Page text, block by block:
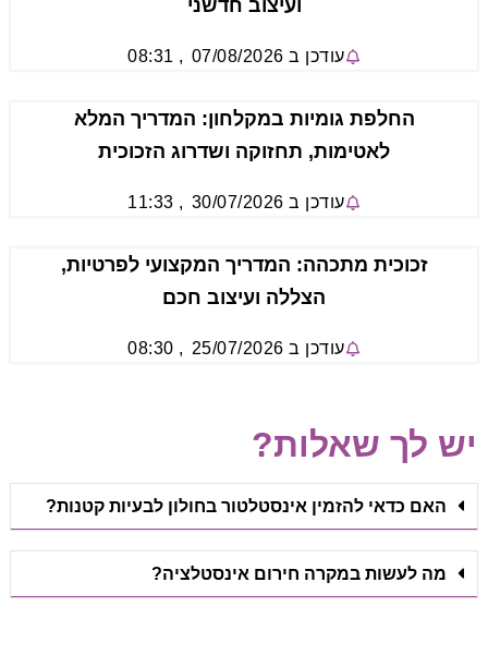
ועיצוב חדשני
עודכן ב 07/08/2026
,
08:31
החלפת גומיות במקלחון: המדריך המלא
לאטימות, תחזוקה ושדרוג הזכוכית
עודכן ב 30/07/2026
,
11:33
זכוכית מתכהה: המדריך המקצועי לפרטיות,
הצללה ועיצוב חכם
עודכן ב 25/07/2026
,
08:30
יש לך שאלות?
האם כדאי להזמין אינסטלטור בחולון לבעיות קטנות?
מה לעשות במקרה חירום אינסטלציה?